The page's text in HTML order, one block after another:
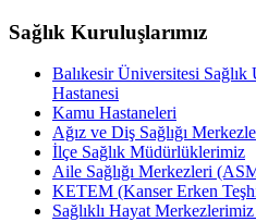
Sağlık Kuruluşlarımız
Balıkesir Üniversitesi Sağlık
Hastanesi
Kamu Hastaneleri
Ağız ve Diş Sağlığı
İlçe Sağlık Müdürlüklerimiz
Aile Sağlığı Merkezleri
KETEM (Kanser Erken
Sağlıklı Hayat